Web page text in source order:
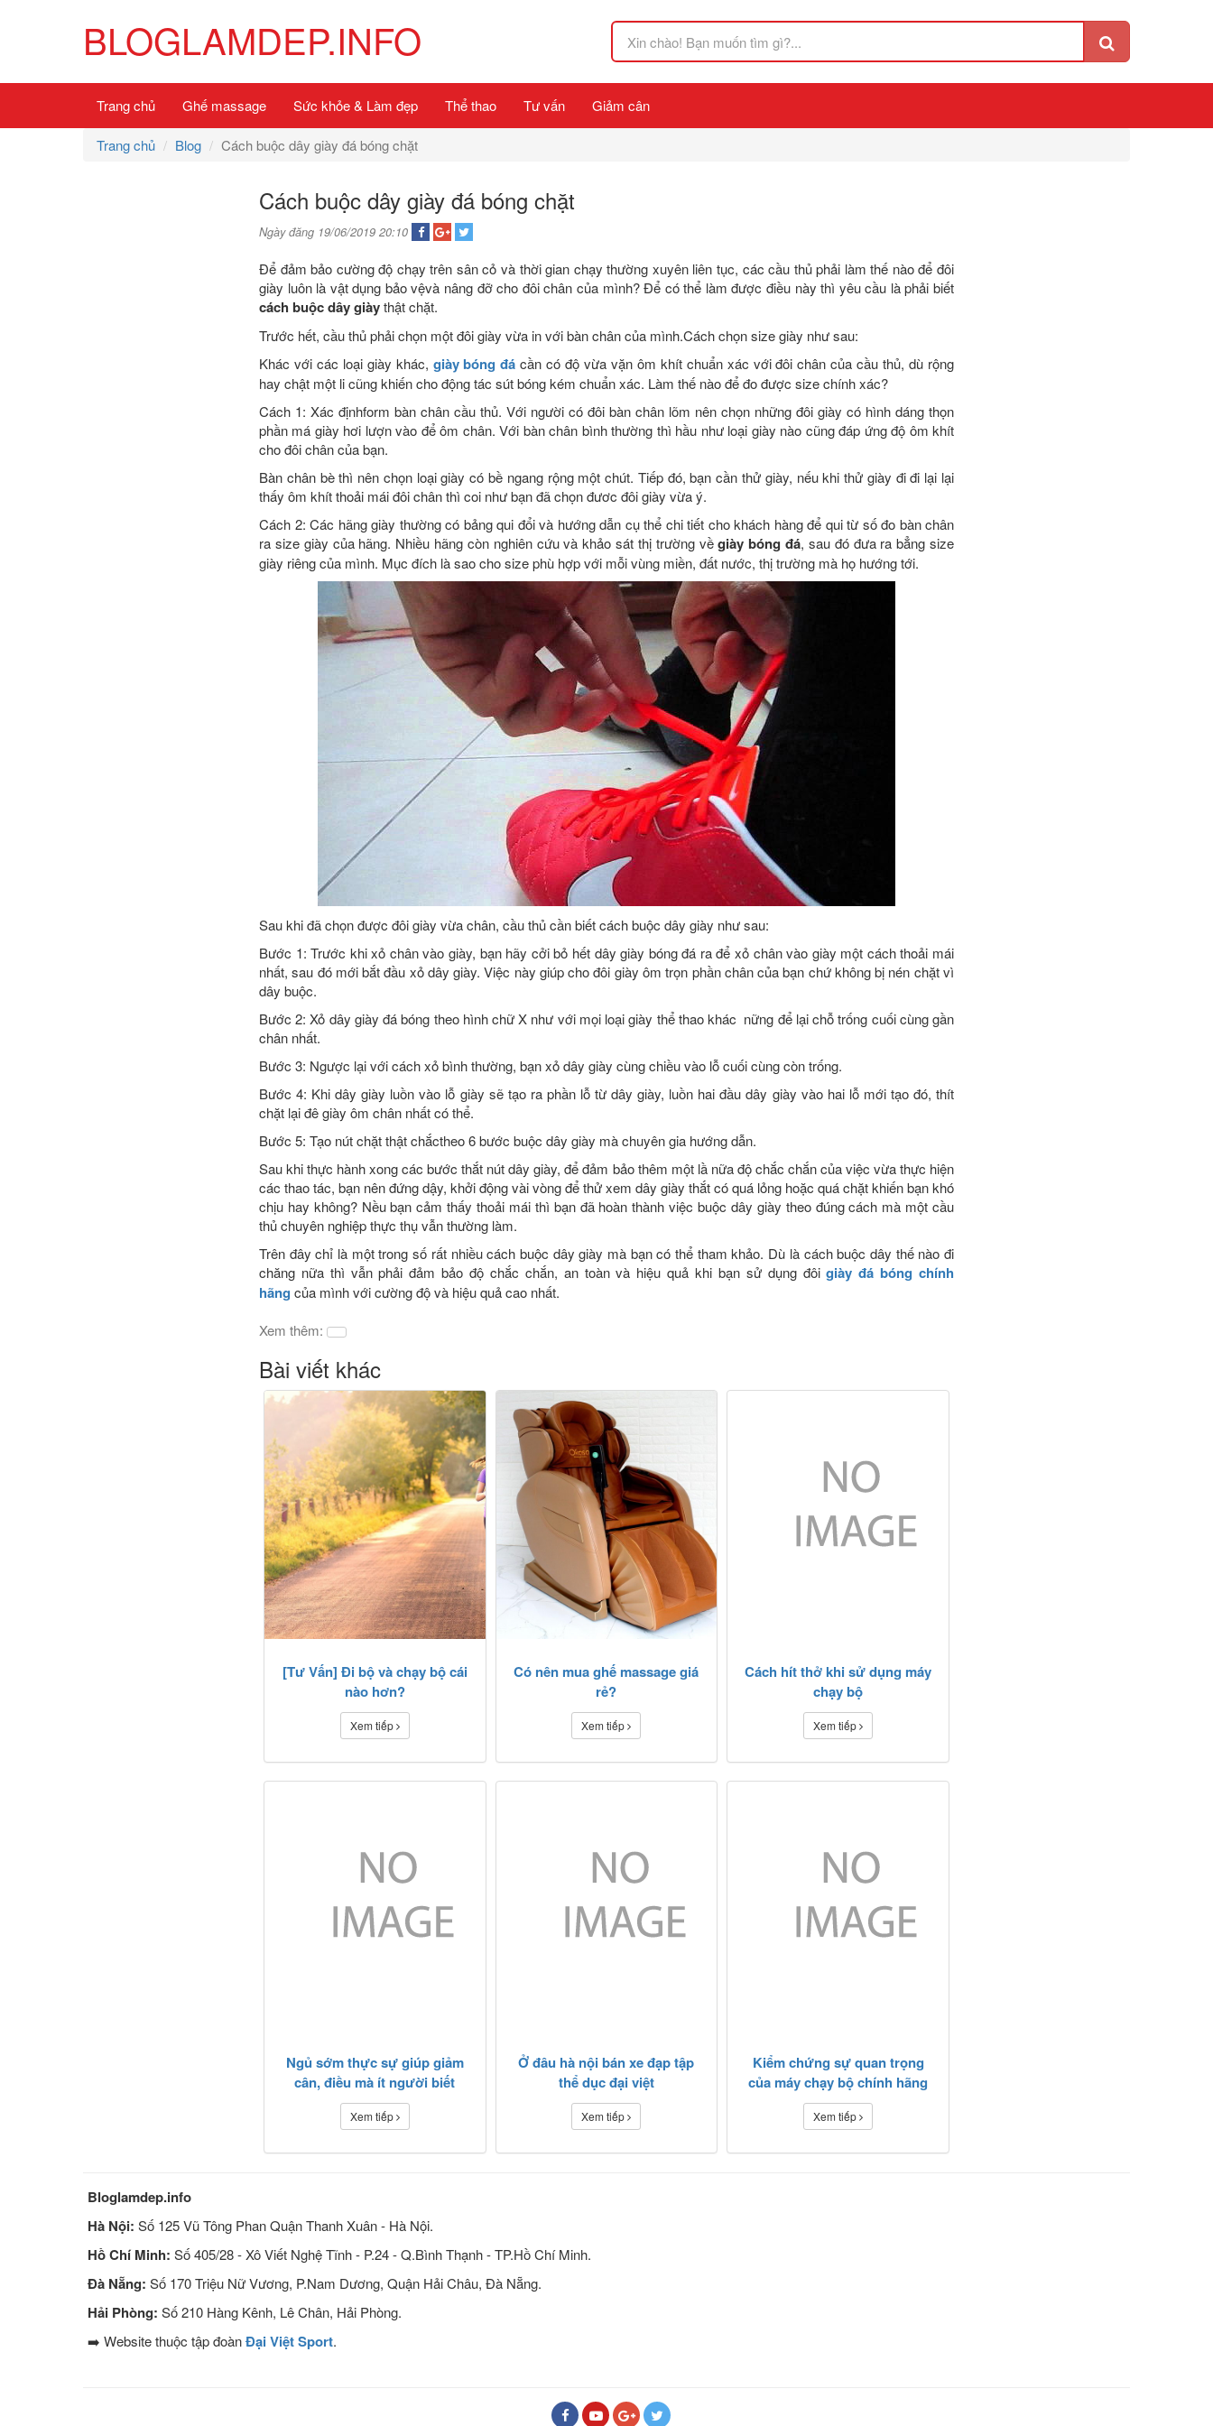
BLOGLAMDEP.INFO
Trang chủ Ghế massage Sức khỏe & Làm đẹp Thể thao Tư vấn Giảm cân
Trang chủ Blog Cách buộc dây giày đá bóng chặt
Cách buộc dây giày đá bóng chặt
Ngày đăng 19/06/2019 20:10
Để đảm bảo cường độ chạy trên sân cỏ và thời gian chạy thường xuyên liên tục, các cầu thủ phải làm thế nào để đôi
giày luôn là vật dụng bảo vệvà nâng đỡ cho đôi chân của mình? Để có thể làm được điều này thì yêu cầu là phải biết
cách buộc dây giàythật chặt.
Trước hết, cầu thủ phải chọn một đôi giày vừa in với bàn chân của mình.Cách chọn size giày như sau:
Khác với các loại giày khác, giày bóng đá cần có độ vừa vặn ôm khít chuẩn xác với đôi chân của cầu thủ, dù rộng
hay chật một li cũng khiến cho động tác sút bóng kém chuẩn xác. Làm thế nào để đo được size chính xác?
Cách 1: Xác địnhform bàn chân cầu thủ. Với người có đôi bàn chân lõm nên chọn những đôi giày có hình dáng thọn
phần má giày hơi lượn vào để ôm chân. Với bàn chân bình thường thì hầu như loại giày nào cũng đáp ứng độ ôm khít
cho đôi chân của bạn.
Bàn chân bè thì nên chọn loại giày có bề ngang rộng một chút. Tiếp đó, bạn cần thử giày, nếu khi thử giày đi đi lại lại
thấy ôm khít thoải mái đôi chân thì coi như bạn đã chọn đươc đôi giày vừa ý.
Cách 2: Các hãng giày thường có bảng qui đổi và hướng dẫn cụ thể chi tiết cho khách hàng để qui từ số đo bàn chân
ra size giày của hãng. Nhiều hãng còn nghiên cứu và khảo sát thị trường vềgiày bóng đá, sau đó đưa ra bẳng size
giày riêng của mình. Mục đích là sao cho size phù hợp với mỗi vùng miền, đất nước, thị trường mà họ hướng tới.
Sau khi đã chọn được đôi giày vừa chân, cầu thủ cần biết cách buộc dây giày như sau:
Bước 1: Trước khi xỏ chân vào giày, bạn hãy cởi bỏ hết dây giày bóng đá ra để xỏ chân vào giày một cách thoải mái
nhất, sau đó mới bắt đầu xỏ dây giày. Việc này giúp cho đôi giày ôm trọn phần chân của bạn chứ không bị nén chặt vì
dây buộc.
Bước 2: Xỏ dây giày đá bóng theo hình chữ X như với mọi loại giày thể thao khác nững để lại chỗ trống cuối cùng gần
chân nhất.
Bước 3: Ngược lại với cách xỏ bình thường, bạn xỏ dây giày cùng chiều vào lỗ cuối cùng còn trống.
Bước 4: Khi dây giày luồn vào lỗ giày sẽ tạo ra phần lỗ từ dây giày, luồn hai đầu dây giày vào hai lỗ mới tạo đó, thít
chặt lại đê giày ôm chân nhất có thể.
Bước 5: Tạo nút chặt thật chắctheo 6 bước buộc dây giày mà chuyên gia hướng dẫn.
Sau khi thực hành xong các bước thắt nút dây giày, để đảm bảo thêm một lầ nữa độ chắc chắn của việc vừa thực hiện
các thao tác, bạn nên đứng dậy, khởi động vài vòng để thử xem dây giày thắt có quá lỏng hoặc quá chặt khiến bạn khó
chịu hay không? Nều bạn cảm thấy thoải mái thì bạn đã hoàn thành việc buộc dây giày theo đúng cách mà một cầu
thủ chuyên nghiệp thực thụ vẫn thường làm.
Trên đây chỉ là một trong số rất nhiều cách buộc dây giày mà bạn có thể tham khảo. Dù là cách buộc dây thế nào đi
chăng nữa thì vẫn phải đảm bảo độ chắc chắn, an toàn và hiệu quả khi bạn sử dụng đôigiày đá bóng chính
hãng của mình với cường độ và hiệu quả cao nhất.
Xem thêm:
Bài viết khác
[Tư Vấn] Đi bộ và chạy bộ cái
nào hơn?
Xem tiếp
Có nên mua ghế massage giá
rẻ?
Xem tiếp
Cách hít thở khi sử dụng máy
chạy bộ
Xem tiếp
Ngủ sớm thực sự giúp giảm
cân, điều mà ít người biết
Xem tiếp
Ở đâu hà nội bán xe đạp tập
thể dục đại việt
Xem tiếp
Kiểm chứng sự quan trọng
của máy chạy bộ chính hãng
Xem tiếp
Bloglamdep.info
Hà Nội: Số 125 Vũ Tông Phan Quận Thanh Xuân - Hà Nội.
Hồ Chí Minh: Số 405/28 - Xô Viết Nghệ Tĩnh - P.24 - Q.Bình Thạnh - TP.Hồ Chí Minh.
Đà Nẵng: Số 170 Triệu Nữ Vương, P.Nam Dương, Quận Hải Châu, Đà Nẵng.
Hải Phòng: Số 210 Hàng Kênh, Lê Chân, Hải Phòng.
➡️ Website thuộc tập đoànĐại Việt Sport.